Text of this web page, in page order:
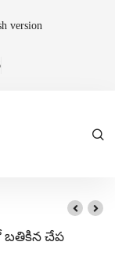
version
బతికిన చేప